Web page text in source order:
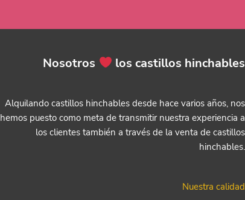
Nosotros los castillos hinchables
Alquilando castillos hinchables desde hace varios años, nos
hemos puesto como meta de transmitir nuestra experiencia a
los clientes también a través de la venta de castillos
hinchables.
Nuestra calidad